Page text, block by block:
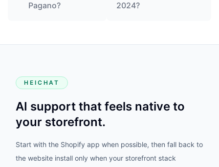
Pagano?
2024?
HEICHAT
AI support that feels native to
your storefront.
Start with the Shopify app when possible, then fall back to
the website install only when your storefront stack